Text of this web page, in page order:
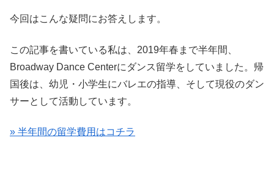
今回はこんな疑問にお答えします。
この記事を書いている私は、2019年春まで半年間、
Broadway Dance Centerにダンス留学をしていました。帰
国後は、幼児・小学生にバレエの指導、そして現役のダン
サーとして活動しています。
» 半年間の留学費用はコチラ